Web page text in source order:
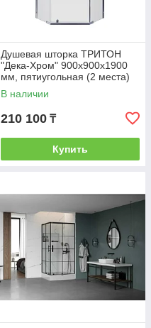
Душевая шторка ТРИТОН
"Дека-Хром" 900х900х1900
мм, пятиугольная (2 места)
В наличии
210 100 ₸
Купить